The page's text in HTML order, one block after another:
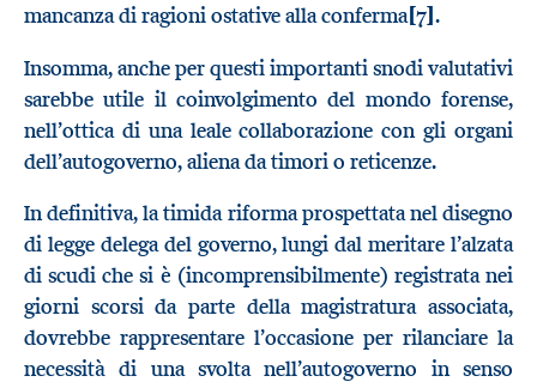
mancanza di ragioni ostative alla conferma[7].
Insomma, anche per questi importanti snodi valutativi
sarebbe utile il coinvolgimento del mondo forense,
nell’ottica di una leale collaborazione con gli organi
dell’autogoverno, aliena da timori o reticenze.
In definitiva, la timida riforma prospettata nel disegno
di legge delega del governo, lungi dal meritare l’alzata
di scudi che si è (incomprensibilmente) registrata nei
giorni scorsi da parte della magistratura associata,
dovrebbe rappresentare l’occasione per rilanciare la
necessità di una svolta nell’autogoverno in senso